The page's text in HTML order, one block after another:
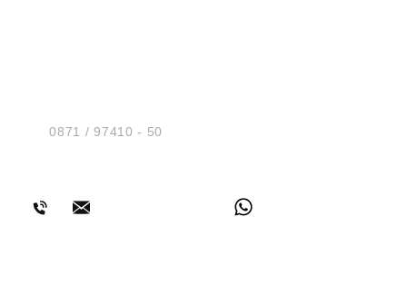
Tel.:0871 / 97410 - 50